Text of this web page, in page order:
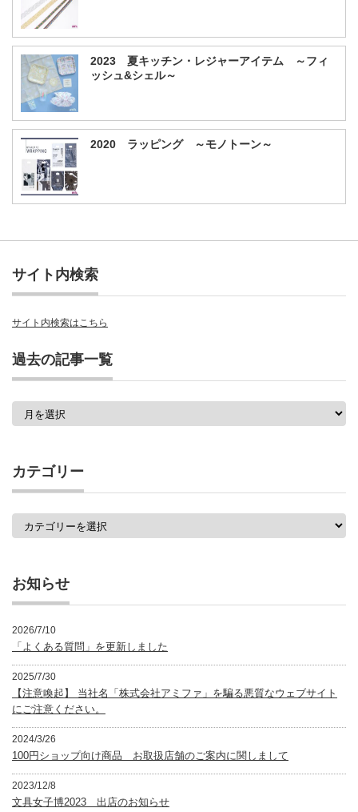
2023 夏キッチン・レジャーアイテム ～フィ
ッシュ&シェル～
2020 ラッピング ～モノトーン～
サイト内検索
サイト内検索はこちら
過去の記事一覧
一
覧
カテゴリー
お知らせ
2026/7/10
「よくある質問」を更新しました
2025/7/30
【注意喚起】 当社名「株式会社アミファ」を騙る悪質なウェブサイト
にご注意ください。
2024/3/26
100円ショップ向け商品 お取扱店舗のご案内に関しまして
2023/12/8
文具女子博2023 出店のお知らせ